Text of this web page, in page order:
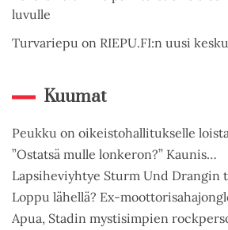
luvulle
Turvariepu on RIEPU.FI:n uusi
Kuumat
Peukku on oikeistohallitukselle
”Ostatsä mulle lonkeron?” Kaunis…
Lapsiheviyhtye Sturm Und Drangin
Loppu lähellä? Ex-
Apua, Stadin mystisimpien